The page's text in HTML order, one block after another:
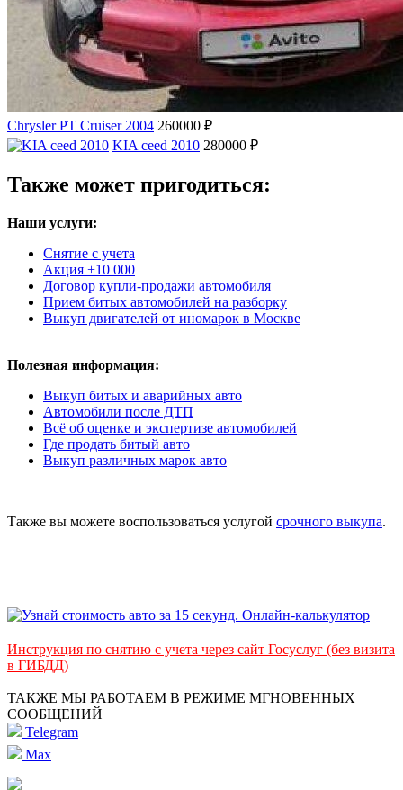
Chrysler PT Cruiser 2004 260000 ₽
KIA ceed 2010 280000 ₽
Также может пригодиться:
Наши услуги:
Снятие с учета
Акция +10 000
Договор купли-продажи автомобиля
Прием битых автомобилей на разборку
Выкуп двигателей от иномарок в Москве
Полезная информация:
Выкуп битых и аварийных авто
Автомобили после ДТП
Всё об оценке и экспертизе автомобилей
Где продать битый авто
Выкуп различных марок авто
Также вы можете воспользоваться услугой срочного выкупа.
Инструкция по снятию с учета через сайт Госуслуг (без визита
в ГИБДД)
ТАКЖЕ МЫ РАБОТАЕМ В РЕЖИМЕ МГНОВЕННЫХ
СООБЩЕНИЙ
Telegram
Max